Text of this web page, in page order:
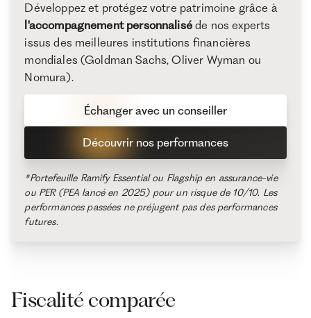
Développez et protégez votre patrimoine grâce à
l'accompagnement personnaliséde nos experts
issus des meilleures institutions financières
mondiales (Goldman Sachs, Oliver Wyman ou
Nomura).
Découvrir nos performances
Échanger avec un conseiller
*Portefeuille Ramify Essential ou Flagship en assurance-vie
ou PER (PEA lancé en 2025) pour un risque de 10/10. Les
performances passées ne préjugent pas des performances
futures.
Fiscalité comparée